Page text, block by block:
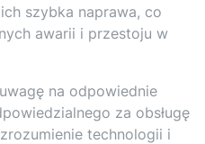
szybka naprawa, co
awarii i przestoju w
na odpowiednie
za obsługę
technologii i